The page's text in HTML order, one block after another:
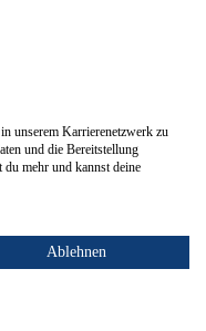
unserem Karrierenetzwerk zu
und die Bereitstellung
mehr und kannst deine
Ablehnen